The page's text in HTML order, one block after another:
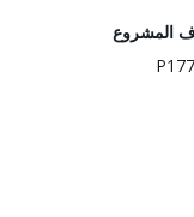
المشروع